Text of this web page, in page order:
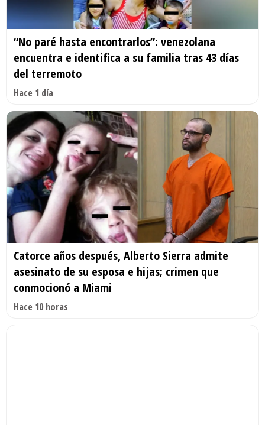
“No paré hasta encontrarlos”: venezolana
encuentra e identifica a su familia tras 43 días
del terremoto
Hace 1 día
Catorce años después, Alberto Sierra admite
asesinato de su esposa e hijas; crimen que
conmocionó a Miami
Hace 10 horas